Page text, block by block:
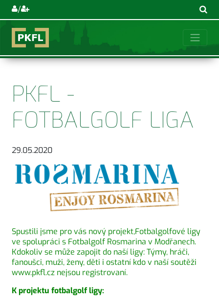
/
PKFL -
FOTBALGOLF LIGA
29.05.2020
Spustili jsme pro vás nový projekt,Fotbalgolfové ligy
ve spolupráci s Fotbalgolf Rosmarina v Modřanech.
Kdokoliv se může zapojit do naší ligy: Týmy, hráči,
fanoušci, muži, ženy, děti i ostatní kdo v naší soutěži
www.pkfl.cz nejsou registrovaní.
K projektu fotbalgolf ligy: